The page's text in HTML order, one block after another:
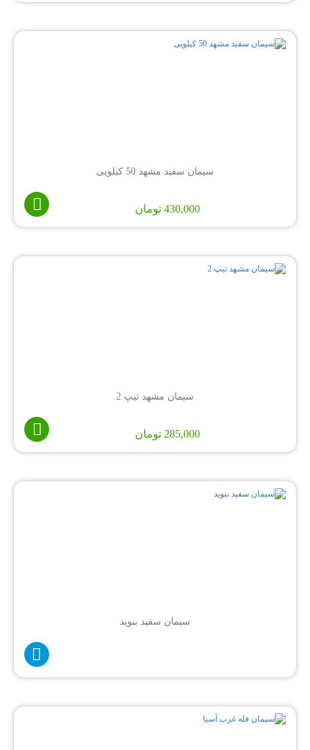
سیمان سفید مشهد 50 کیلویی
430,000 تومان
سیمان مشهد تیپ 2
285,000 تومان
سیمان سفید بنوید